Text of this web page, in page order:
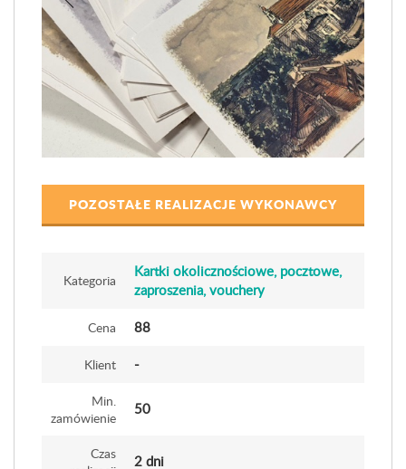
POZOSTAŁE REALIZACJE WYKONAWCY
Kategoria
Kartki okolicznościowe, pocztowe,
zaproszenia, vouchery
Cena 88
Klient -
Min.
zamówienie
50
Czas
2 dni